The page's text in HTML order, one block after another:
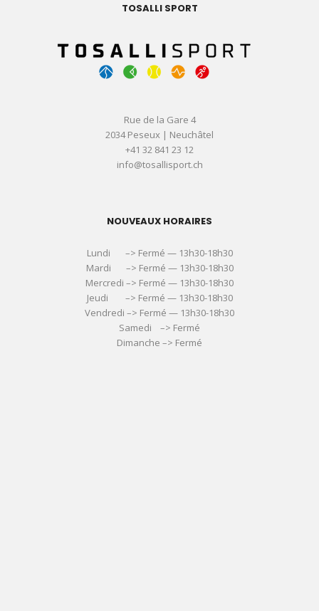
TOSALLI SPORT
Rue de la Gare 4
2034 Peseux | Neuchâtel
+41 32 841 23 12
info@tosallisport.ch
NOUVEAUX HORAIRES
Lundi –> Fermé — 13h30-18h30
Mardi –> Fermé — 13h30-18h30
Mercredi –> Fermé — 13h30-18h30
Jeudi –> Fermé — 13h30-18h30
Vendredi –> Fermé — 13h30-18h30
Samedi –> Fermé
Dimanche –> Fermé